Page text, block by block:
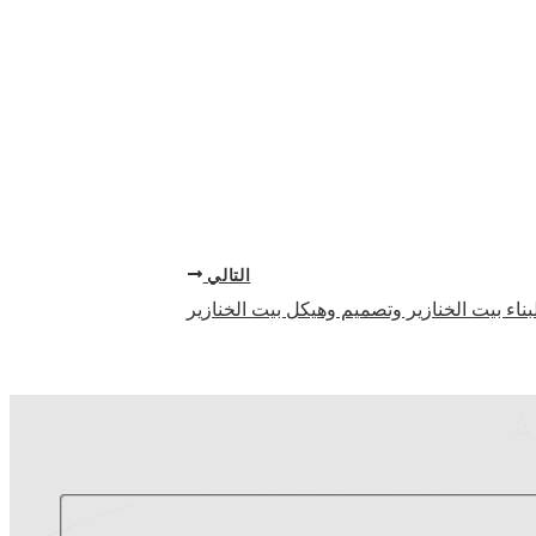
التالي
بيت الخنازير وتصميم وهيكل بيت الخنازير